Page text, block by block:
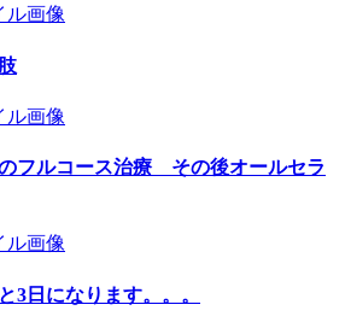
フルコース治療 その後オールセラ
3日になります。。。